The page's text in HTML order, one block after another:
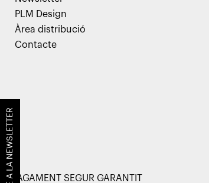
PLM Design
Àrea distribució
Contacte
PAGAMENT SEGUR GARANTIT